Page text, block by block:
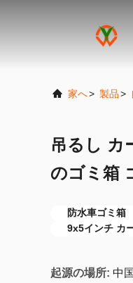
家へ> 製品>
吊るし カ
のゴミ箱
防水車ゴミ箱
9x5インチ カ
起源の場所: 中国